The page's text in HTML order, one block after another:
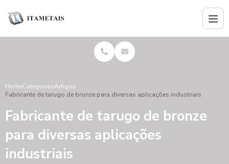
HomeCategoriasArtigos
Fabricante de tarugo de bronze para diversas aplicações industriais
Fabricante de tarugo de bronze
para diversas aplicações
industriais